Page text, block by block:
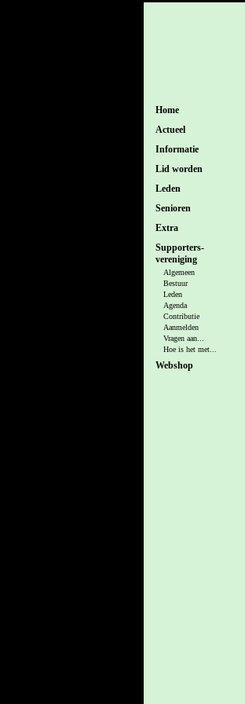
Home
Actueel
Informatie
Lid worden
Leden
Senioren
Extra
Supporters-
vereniging
Algemeen
Bestuur
Leden
Agenda
Contributie
Aanmelden
Vragen aan...
Hoe is het met...
Webshop